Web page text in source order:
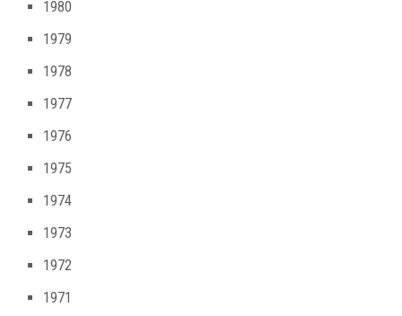
1980
1979
1978
1977
1976
1975
1974
1973
1972
1971